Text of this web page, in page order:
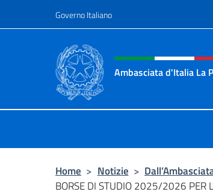
Governo Italiano
Intestazione sito,
Ambasciata d'Italia La
Home > Notizie >
BORSE DI STUDIO 2025/2026 PER